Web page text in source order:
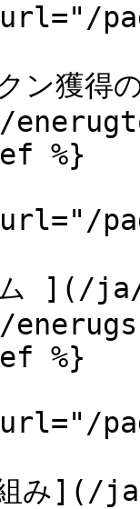
クン獲
%}
ム ](/
%}
組み](/